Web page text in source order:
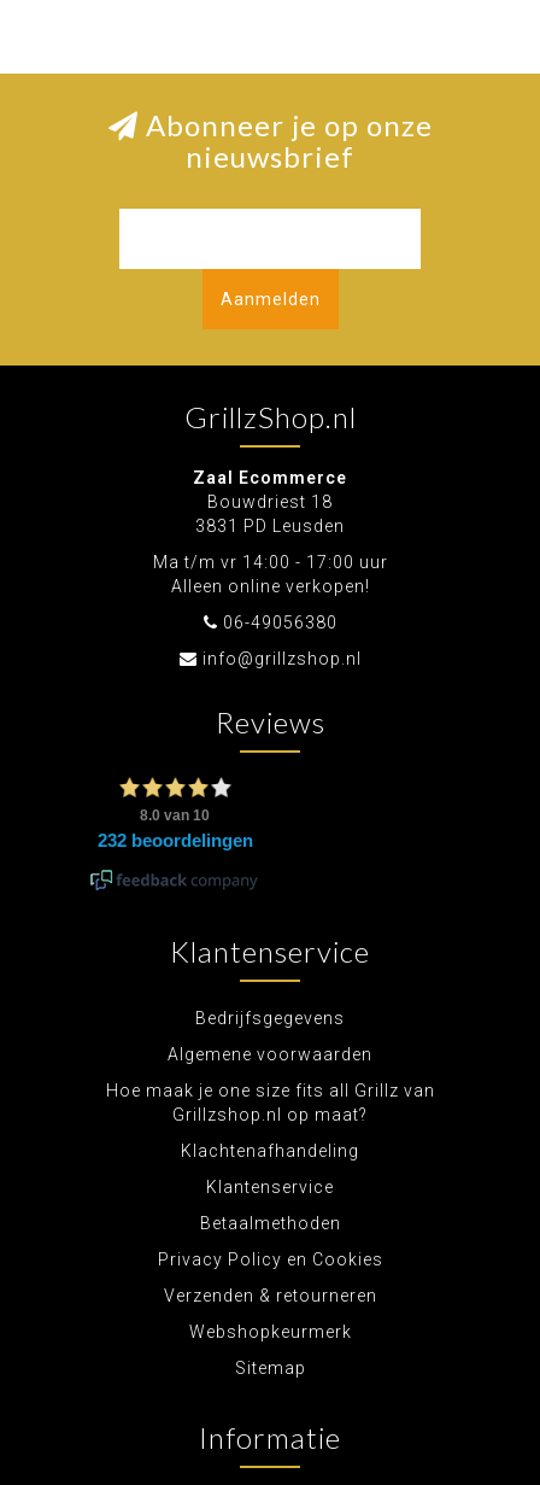
Abonneer je op onze
nieuwsbrief
Aanmelden
GrillzShop.nl
Zaal Ecommerce
Bouwdriest 18
3831 PD Leusden
Ma t/m vr 14:00 - 17:00 uur
Alleen online verkopen!
06-49056380
info@grillzshop.nl
Reviews
Klantenservice
Bedrijfsgegevens
Algemene voorwaarden
Hoe maak je one size fits all Grillz van
Grillzshop.nl op maat?
Klachtenafhandeling
Klantenservice
Betaalmethoden
Privacy Policy en Cookies
Verzenden & retourneren
Webshopkeurmerk
Sitemap
Informatie